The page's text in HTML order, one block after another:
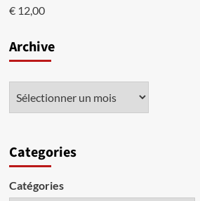
€12,00
Archive
Categories
Catégories